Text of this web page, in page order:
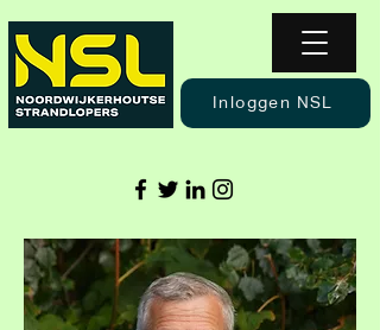
Inloggen NSL